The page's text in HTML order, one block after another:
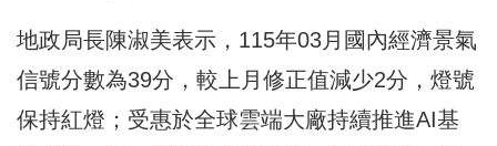
地政局⻑陳淑美表⽰，115年03月國內經濟景氣
信號分數為39分，較上月修正值減少2分，燈號
保持紅燈；受惠於全球雲端大廠持續推進AI基